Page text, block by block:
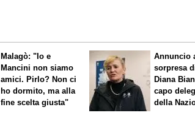
Malagò: "Io e
Mancini non siamo
amici. Pirlo? Non ci
ho dormito, ma alla
fine scelta giusta"
Annuncio
sorpresa
Diana
capo
della